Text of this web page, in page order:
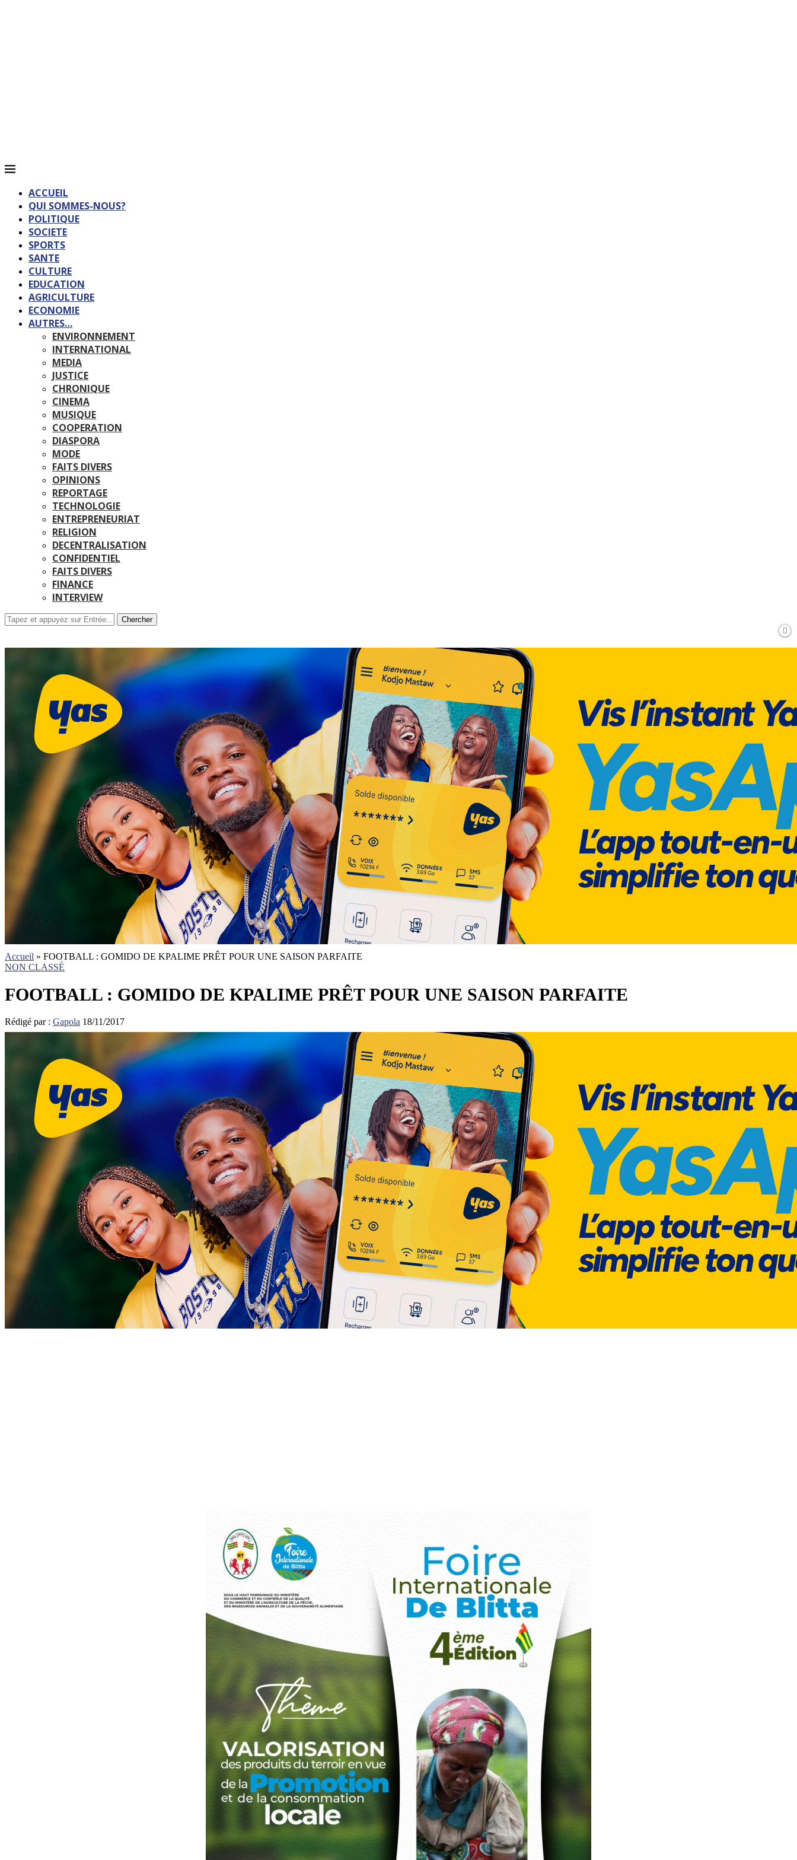
ACCUEIL
QUI SOMMES-NOUS?
POLITIQUE
SOCIETE
SPORTS
SANTE
CULTURE
EDUCATION
AGRICULTURE
ECONOMIE
AUTRES…
ENVIRONNEMENT
INTERNATIONAL
MEDIA
JUSTICE
CHRONIQUE
CINEMA
MUSIQUE
COOPERATION
DIASPORA
MODE
FAITS DIVERS
OPINIONS
REPORTAGE
TECHNOLOGIE
ENTREPRENEURIAT
RELIGION
DECENTRALISATION
CONFIDENTIEL
FAITS DIVERS
FINANCE
INTERVIEW
Chercher
Accueil » FOOTBALL : GOMIDO DE KPALIME PRÊT POUR UNE SAISON PARFAITE
NON CLASSÉ
FOOTBALL : GOMIDO DE KPALIME PRÊT POUR UNE SAISON PARFAITE
Rédigé par : Gapola 18/11/2017